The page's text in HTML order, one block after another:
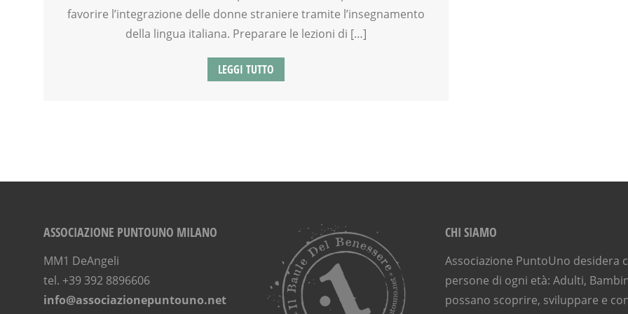
favorire l’integrazione delle donne straniere tramite l’insegnamento
della lingua italiana. Preparare le lezioni di […]
LEGGI TUTTO
ASSOCIAZIONE PUNTOUNO MILANO
MM1 DeAngeli
tel. +39 392 8896606
info@associazionepuntouno.net
CHI SIAMO
Associazione PuntoUno desidera
persone di ogni età: Adulti,
possano scoprire, sviluppare e